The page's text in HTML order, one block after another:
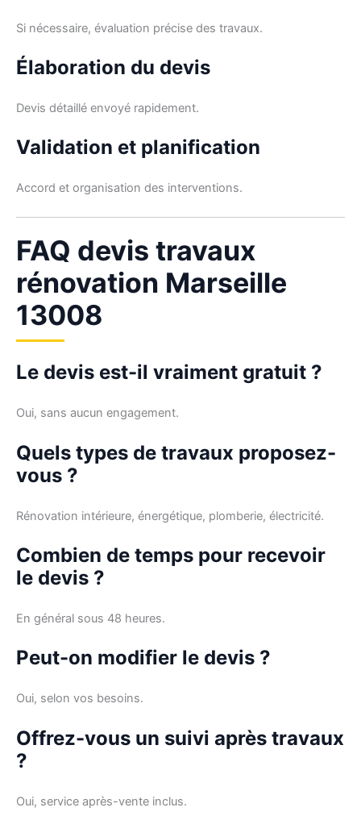
Si nécessaire, évaluation précise des travaux.
Élaboration du devis
Devis détaillé envoyé rapidement.
Validation et planification
Accord et organisation des interventions.
FAQ devis travaux
rénovation Marseille
13008
Le devis est-il vraiment gratuit ?
Oui, sans aucun engagement.
Quels types de travaux proposez-
vous ?
Rénovation intérieure, énergétique, plomberie, électricité.
Combien de temps pour recevoir
le devis ?
En général sous 48 heures.
Peut-on modifier le devis ?
Oui, selon vos besoins.
Offrez-vous un suivi après travaux
?
Oui, service après-vente inclus.